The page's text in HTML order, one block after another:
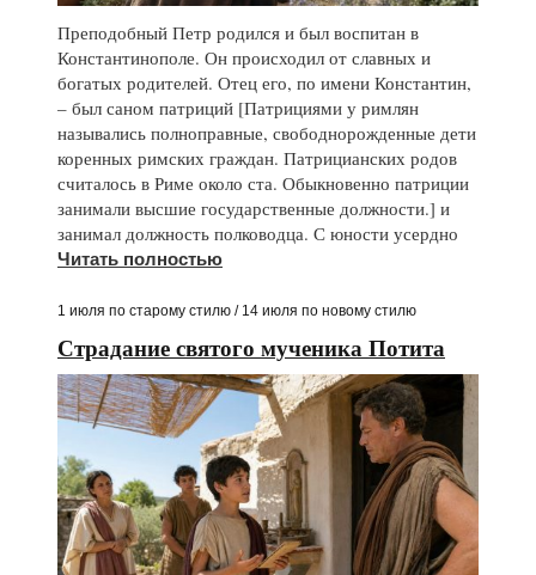
Преподобный Петр родился и был воспитан в
Константинополе. Он происходил от славных и
богатых родителей. Отец его, по имени Константин,
– был саном патриций [Патрициями у римлян
назывались полноправные, свободнорожденные дети
коренных римских граждан. Патрицианских родов
считалось в Риме около ста. Обыкновенно патриции
занимали высшие государственные должности.] и
занимал должность полководца. С юности усердно
Читать полностью
1 июля по старому стилю / 14 июля по новому стилю
Страдание святого мученика Потита